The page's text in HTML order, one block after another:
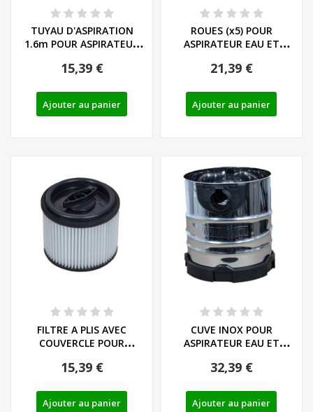
TUYAU D'ASPIRATION
1.6m POUR ASPIRATEUR
15,39 €
Ajouter au panier
ROUES (x5) POUR
ASPIRATEUR EAU ET
21,39 €
Ajouter au panier
FILTRE A PLIS AVEC
COUVERCLE POUR
15,39 €
Ajouter au panier
CUVE INOX POUR
ASPIRATEUR EAU ET
32,39 €
Ajouter au panier